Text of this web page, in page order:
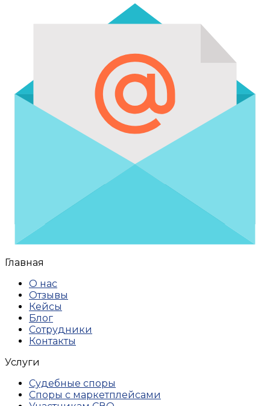
Главная
О нас
Отзывы
Кейсы
Блог
Сотрудники
Контакты
Услуги
Судебные споры
Споры с маркетплейсами